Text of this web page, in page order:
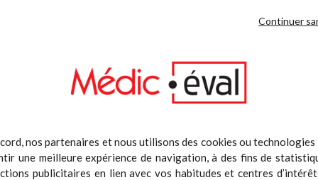
Continuer
nos partenaires et nous utilisons des cookies ou
une meilleure expérience de navigation, à des fins de
publicitaires en lien avec vos habitudes et centres
professionnels du sport avec une fréquence d’échantillonnage de
les pas de l’athlète. Cet avantage permet d’obtenir une
possible de calculer les performance et déduire la puissance